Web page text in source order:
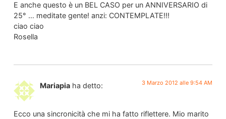
E anche questo è un BEL CASO per un ANNIVERSARIO di
25° … meditate gente! anzi: CONTEMPLATE!!!
ciao ciao
Rosella
Mariapia ha detto: 3 Marzo 2012 alle 9:54 AM
Ecco una sincronicità che mi ha fatto riflettere. Mio marito